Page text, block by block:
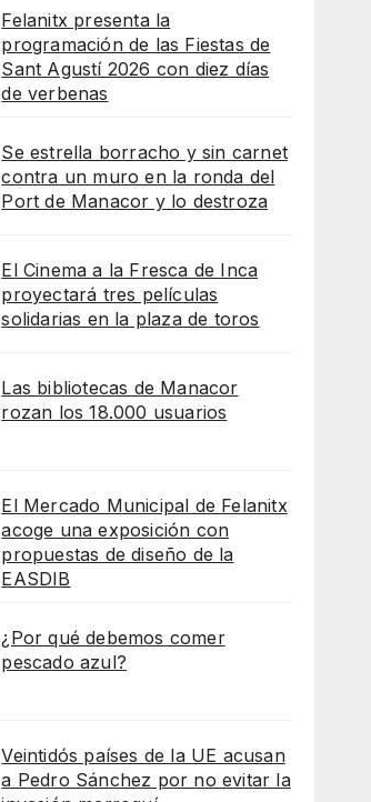
Felanitx presenta la
programación de las Fiestas de
Sant Agustí 2026 con diez días
de verbenas
Se estrella borracho y sin carnet
contra un muro en la ronda del
Port de Manacor y lo destroza
El Cinema a la Fresca de Inca
proyectará tres películas
solidarias en la plaza de toros
Las bibliotecas de Manacor
rozan los 18.000 usuarios
El Mercado Municipal de Felanitx
acoge una exposición con
propuestas de diseño de la
EASDIB
¿Por qué debemos comer
pescado azul?
Veintidós países de la UE acusan
a Pedro Sánchez por no evitar la